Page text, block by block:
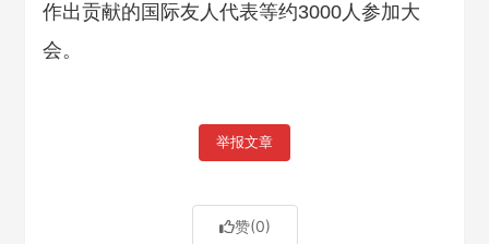
作出贡献的国际友人代表等约3000人参加大
会。
举报文章
赞(0)